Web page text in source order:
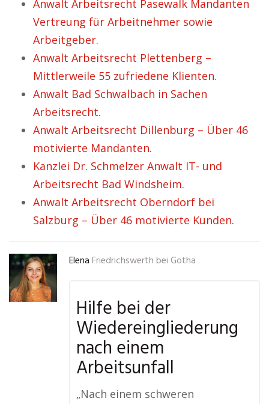
Anwalt Arbeitsrecht Pasewalk Mandanten
Vertreung für Arbeitnehmer sowie
Arbeitgeber.
Anwalt Arbeitsrecht Plettenberg –
Mittlerweile 55 zufriedene Klienten.
Anwalt Bad Schwalbach in Sachen
Arbeitsrecht.
Anwalt Arbeitsrecht Dillenburg – Über 46
motivierte Mandanten.
Kanzlei Dr. Schmelzer Anwalt IT- und
Arbeitsrecht Bad Windsheim.
Anwalt Arbeitsrecht Oberndorf bei
Salzburg – Über 46 motivierte Kunden.
Elena Friedrichswerth bei Gotha
Hilfe bei der
Wiedereingliederung
nach einem
Arbeitsunfall
„Nach einem schweren